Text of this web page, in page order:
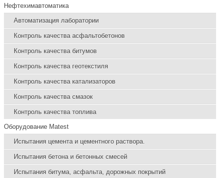
Нефтехимавтоматика
Автоматизация лаборатории
Контроль качества асфальтобетонов
Контроль качества битумов
Контроль качества геотекстиля
Контроль качества катализаторов
Контроль качества смазок
Контроль качества топлива
Оборудование Matest
Испытания цемента и цементного раствора.
Испытания бетона и бетонных смесей
Испытания битума, асфальта, дорожных покрытий